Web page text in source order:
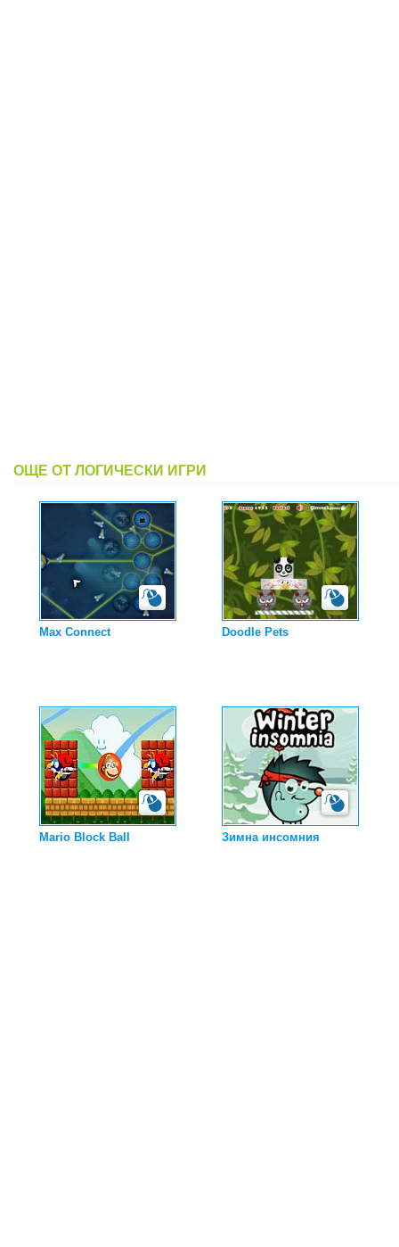
ОЩЕ ОТ ЛОГИЧЕСКИ ИГРИ
Max Connect Doodle Pets
Mario Block Ball Зимна инсомния